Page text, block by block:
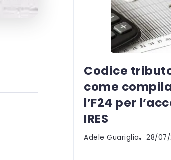
Codice
come
l’F24 per
IRES
Adele Guariglia 28/